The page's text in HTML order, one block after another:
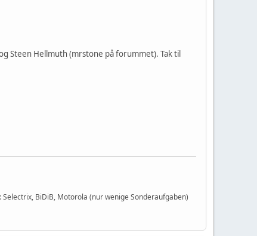
Steen Hellmuth (mrstone på forummet). Tak til
BiDiB, Motorola (nur wenige Sonderaufgaben)